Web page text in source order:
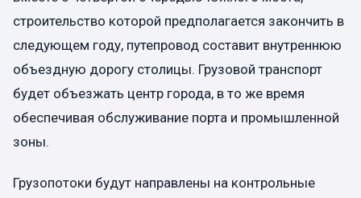
строительство которой предполагается закончить в
следующем году, путепровод составит внутреннюю
объездную дорогу столицы. Грузовой транспорт
будет объезжать центр города, в то же время
обеспечивая обслуживание порта и промышленной
зоны.
Грузопотоки будут направлены на контрольные